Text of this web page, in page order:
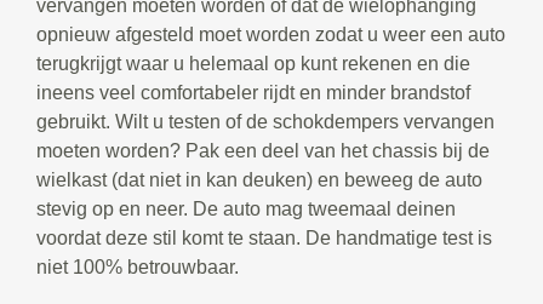
vervangen moeten worden of dat de wielophanging
opnieuw afgesteld moet worden zodat u weer een auto
terugkrijgt waar u helemaal op kunt rekenen en die
ineens veel comfortabeler rijdt en minder brandstof
gebruikt. Wilt u testen of de schokdempers vervangen
moeten worden? Pak een deel van het chassis bij de
wielkast (dat niet in kan deuken) en beweeg de auto
stevig op en neer. De auto mag tweemaal deinen
voordat deze stil komt te staan. De handmatige test is
niet 100% betrouwbaar.